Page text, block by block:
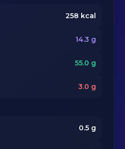
258 kcal
14.3 g
55.0 g
3.0 g
0.5g